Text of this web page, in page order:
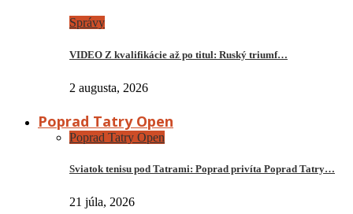
Správy
VIDEO Z kvalifikácie až po titul: Ruský triumf…
2 augusta, 2026
Poprad Tatry Open
Poprad Tatry Open
Sviatok tenisu pod Tatrami: Poprad privíta Poprad Tatry…
21 júla, 2026